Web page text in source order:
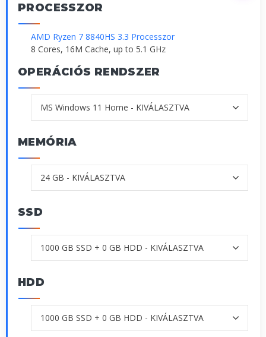
PROCESSZOR
AMD Ryzen 7 8840HS 3.3 Processzor
8 Cores, 16M Cache, up to 5.1 GHz
OPERÁCIÓS RENDSZER
MEMÓRIA
SSD
HDD